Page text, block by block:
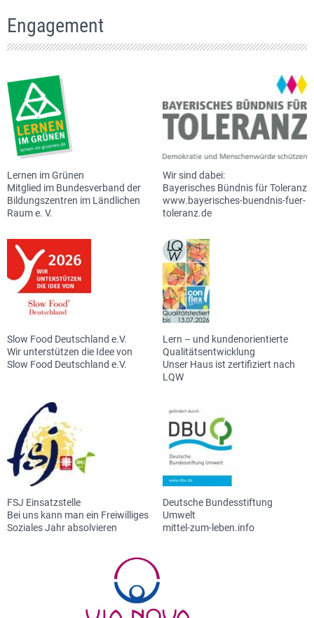
Engagement
Lernen im Grünen
Mitglied im Bundesverband der
Bildungszentren im Ländlichen
Raum e. V.
Wir sind dabei:
Bayerisches Bündnis für Toleranz
www.bayerisches-buendnis-fuer-
toleranz.de
Slow Food Deutschland e.V.
Wir unterstützen die Idee von
Slow Food Deutschland e.V.
Lern – und kundenorientierte
Qualitätsentwicklung
Unser Haus ist zertifiziert nach
LQW
FSJ Einsatzstelle
Bei uns kann man ein Freiwilliges
Soziales Jahr absolvieren
Deutsche Bundesstiftung
Umwelt
mittel-zum-leben.info